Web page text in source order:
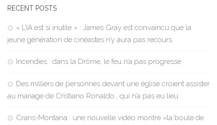
RECENT POSTS
« L’IA est si inutile » : James Gray est convaincu que la
jeune génération de cinéastes n’y aura pas recours
Incendies : dans la Drôme, le feu n’a pas progressé
Des milliers de personnes devant une église croient assister
au mariage de Cristiano Ronaldo… qui n’a pas eu lieu
Crans-Montana : une nouvelle vidéo montre «la boule de